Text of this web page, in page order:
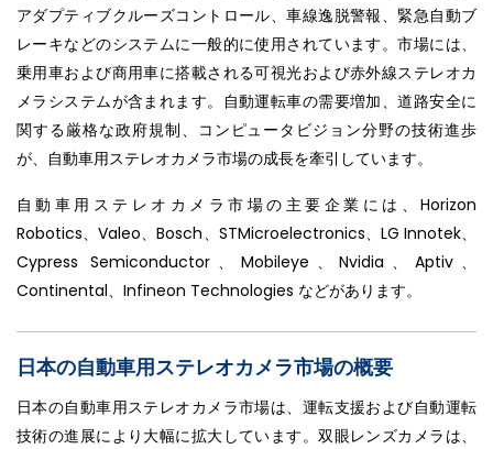
アダプティブクルーズコントロール、車線逸脱警報、緊急自動ブ
レーキなどのシステムに一般的に使用されています。市場には、
乗用車および商用車に搭載される可視光および赤外線ステレオカ
メラシステムが含まれます。自動運転車の需要増加、道路安全に
関する厳格な政府規制、コンピュータビジョン分野の技術進歩
が、自動車用ステレオカメラ市場の成長を牽引しています。
自動車用ステレオカメラ市場の主要企業には、Horizon
Robotics、Valeo、Bosch、STMicroelectronics、LG Innotek、
Cypress Semiconductor、Mobileye、Nvidia、Aptiv、
Continental、Infineon Technologies などがあります。
日本の自動車用ステレオカメラ市場の概要
日本の自動車用ステレオカメラ市場は、運転支援および自動運転
技術の進展により大幅に拡大しています。双眼レンズカメラは、